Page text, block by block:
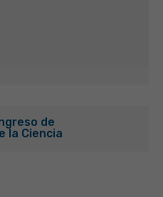
de
la Ciencia